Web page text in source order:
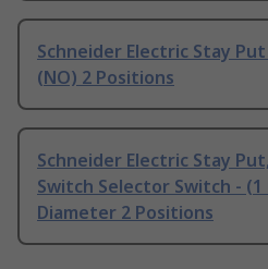
Schneider Electric Stay
(NO) 2 Positions
Schneider Electric Stay
Switch Selector Switch - (1
Diameter 2 Positions